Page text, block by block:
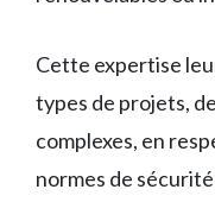
Cette expertise
types de projets,
complexes, en
normes de